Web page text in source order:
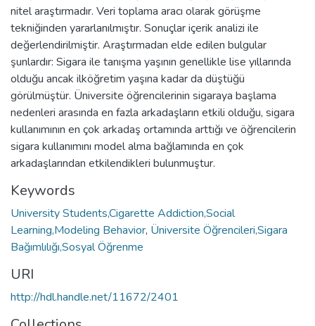
nitel araştırmadır. Veri toplama aracı olarak görüşme
tekniğinden yararlanılmıştır. Sonuçlar içerik analizi ile
değerlendirilmiştir. Araştırmadan elde edilen bulgular
şunlardır: Sigara ile tanışma yaşının genellikle lise yıllarında
olduğu ancak ilköğretim yaşına kadar da düştüğü
görülmüştür. Üniversite öğrencilerinin sigaraya başlama
nedenleri arasında en fazla arkadaşların etkili olduğu, sigara
kullanımının en çok arkadaş ortamında arttığı ve öğrencilerin
sigara kullanımını model alma bağlamında en çok
arkadaşlarından etkilendikleri bulunmuştur.
Keywords
University Students,Cigarette Addiction,Social
Learning,Modeling Behavior, Üniversite Öğrencileri,Sigara
Bağımlılığı,Sosyal Öğrenme
URI
http://hdl.handle.net/11672/2401